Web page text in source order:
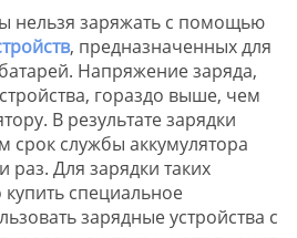
нельзя заряжать с помощью
, предназначенных для
Напряжение заряда,
гораздо выше, чем
В результате зарядки
срок службы аккумулятора
раз. Для зарядки таких
специальное
зарядные устройства с